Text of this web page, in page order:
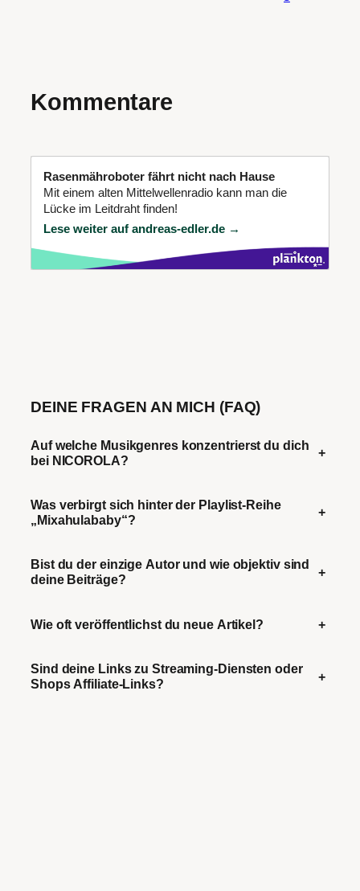
Kommentare
Rasenmähroboter fährt nicht nach Hause
Mit einem alten Mittelwellenradio kann man die
Lücke im Leitdraht finden!
Lese weiter auf andreas-edler.de →
DEINE FRAGEN AN MICH (FAQ)
Auf welche Musikgenres konzentrierst du dich
bei NICOROLA?
+
Was verbirgt sich hinter der Playlist-Reihe
„Mixahulababy“?
+
Bist du der einzige Autor und wie objektiv sind
deine Beiträge?
+
Wie oft veröffentlichst du neue Artikel? +
Sind deine Links zu Streaming-Diensten oder
Shops Affiliate-Links?
+